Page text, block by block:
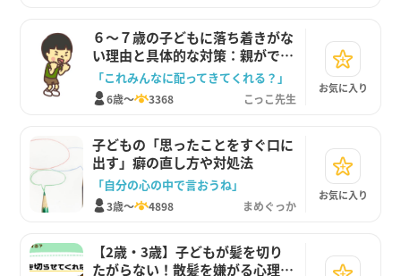
６〜７歳の子どもに落ち着きがな
い理由と具体的な対策：親ができ
るサポート方法
「これみんなに配ってきてくれる？」
6歳～ 3368 こっこ先生
お気に入り
子どもの「思ったことをすぐ口に
出す」癖の直し方や対処法
「自分の心の中で言おうね」
3歳～ 4898 まめぐっか
お気に入り
【2歳・3歳】子どもが髪を切り
たがらない！散髪を嫌がる心理や